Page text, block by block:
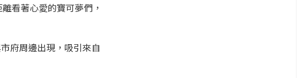
看著心愛的寶可夢們，
府周邊出現，吸引來自